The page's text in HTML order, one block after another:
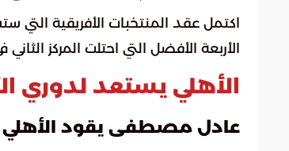
اكتمل عقد المنتخبات الأفريقية التي
الأربعة الأفضل التي احتلت المركز
الأهلي يستعد لدوري
عادل مصطفى يقود الأهلي